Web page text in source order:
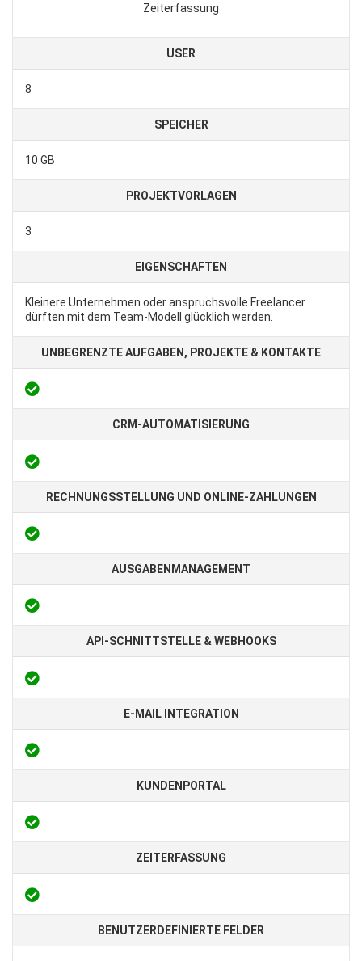
Zeiterfassung
USER
8
SPEICHER
10 GB
PROJEKTVORLAGEN
3
EIGENSCHAFTEN
Kleinere Unternehmen oder anspruchsvolle Freelancer
dürften mit dem Team-Modell glücklich werden.
UNBEGRENZTE AUFGABEN, PROJEKTE & KONTAKTE
CRM-AUTOMATISIERUNG
RECHNUNGSSTELLUNG UND ONLINE-ZAHLUNGEN
AUSGABENMANAGEMENT
API-SCHNITTSTELLE & WEBHOOKS
E-MAIL INTEGRATION
KUNDENPORTAL
ZEITERFASSUNG
BENUTZERDEFINIERTE FELDER